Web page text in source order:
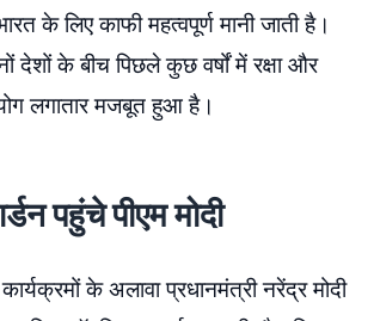
के लिए काफी महत्वपूर्ण मानी जाती है।
देशों के बीच पिछले कुछ वर्षों में रक्षा और
लगातार मजबूत हुआ है।
पहुंचे पीएम मोदी
के अलावा प्रधानमंत्री नरेंद्र मोदी